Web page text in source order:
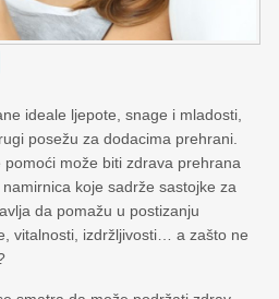
ideale ljepote, snage i mladosti,
posežu za dodacima prehrani.
može biti zdrava prehrana
koje sadrže sastojke za
da pomažu u postizanju
vitalnosti, izdržljivosti… a zašto ne